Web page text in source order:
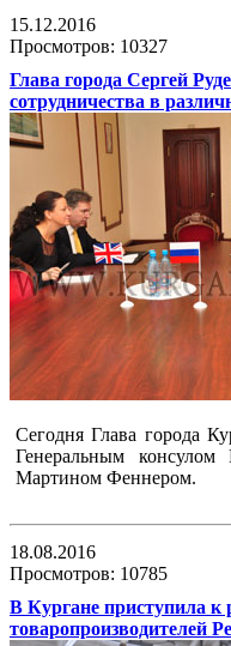
15.12.2016
Просмотров: 10327
Глава города Сергей
сотрудничества в
Сегодня Глава города
Генеральным консулом
Мартином Феннером.
18.08.2016
Просмотров: 10785
В Кургане приступила к
товаропроизводителей